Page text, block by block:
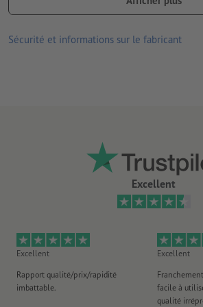
Le contenu deschamps de formulaire
d'impression
Sécurité et informations sur le fabricant
Excellent
Excellent
Rapport qualité/prix/rapidité
imbattable.
Excellent
facile à
qualité